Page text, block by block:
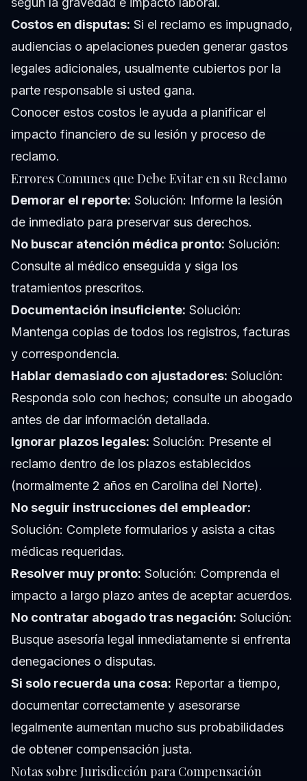
Costos en disputas: Si el reclamo es impugnado,
audiencias o apelaciones pueden generar gastos
legales adicionales, usualmente cubiertos por la
parte responsable si usted gana.
Conocer estos costos le ayuda a planificar el
impacto financiero de su lesión y proceso de
reclamo.
Errores Comunes que Debe Evitar en su Reclamo
Demorar el reporte: Solución: Informe la lesión
de inmediato para preservar sus derechos.
No buscar atención médica pronto: Solución:
Consulte al médico enseguida y siga los
tratamientos prescritos.
Documentación insuficiente: Solución:
Mantenga copias de todos los registros, facturas
y correspondencia.
Hablar demasiado con ajustadores: Solución:
Responda solo con hechos; consulte un abogado
antes de dar información detallada.
Ignorar plazos legales: Solución: Presente el
reclamo dentro de los plazos establecidos
(normalmente 2 años en Carolina del Norte).
No seguir instrucciones del empleador:
Solución: Complete formularios y asista a citas
médicas requeridas.
Resolver muy pronto: Solución: Comprenda el
impacto a largo plazo antes de aceptar acuerdos.
No contratar abogado tras negación: Solución:
Busque asesoría legal inmediatamente si enfrenta
denegaciones o disputas.
Si solo recuerda una cosa: Reportar a tiempo,
documentar correctamente y asesorarse
legalmente aumentan mucho sus probabilidades
de obtener compensación justa.
Notas sobre Jurisdicción para Compensación